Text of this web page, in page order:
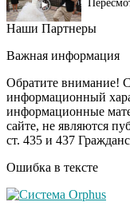
Ролик
шоке от
Ролик
будете
Наши Партнеры
Важная информация
Обратите внимание!
информационный
информационные
сайте, не являются
ст. 435 и 437
Ошибка в тексте